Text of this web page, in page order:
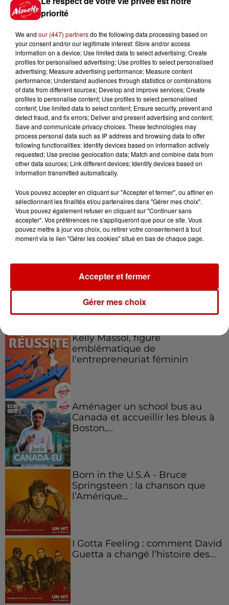
Gagnez vos entrées pour le
Musée du Sport Automobile au
Mans !
Alouette vous invite à
Futuroscope Xperiences !
Le Duel - Gagnez votre balade
en jet ski !
Podcasts
Kelly Massol, figure
emblématique de
l'entrepreneuriat féminin
Aménager un school bus au
Canada et accueillir les bleus à
Boston,...
Born in the U.S.A - Bruce
Springsteen : la chanson que
l’Amérique...
I Gotta Feeling : comment David
Guetta a changé l’histoire des...
priorité
We and our (447) partnersdo the following data processing based on
your consent and/or our legitimate interest: Store and/or access
information on a device; Use limited data to select advertising; Create
profiles for personalised advertising; Use profiles to select personalised
advertising; Measure advertising performance; Measure content
performance; Understand audiences through statistics or combinations
of data from different sources; Develop and improve services; Create
profiles to personalise content; Use profiles to select personalised
content; Use limited data to select content; Ensure security, prevent and
detect fraud, and fix errors; Deliver and present advertising and content;
Save and communicate privacy choices. These technologies may
process personal data such as IP address and browsing data to offer
following functionalities: Identify devices based on information actively
requested; Use precise geolocation data; Match and combine data from
other data sources; Link different devices; Identify devices based on
information transmitted automatically.
Vous pouvez accepter en cliquant sur "Accepter et fermer", ou affiner en
sélectionnant les finalités et/ou partenaires dans "Gérer mes choix".
Vous pouvez également refuser en cliquant sur "Continuer sans
accepter". Vos préférences ne s'appliqueront que pour ce site. Vous
pouvez mettre à jour vos choix, ou retirer votre consentement à tout
moment via le lien "Gérer les cookies" situé en bas de chaque page.
Gérer mes choix
Accepter et fermer